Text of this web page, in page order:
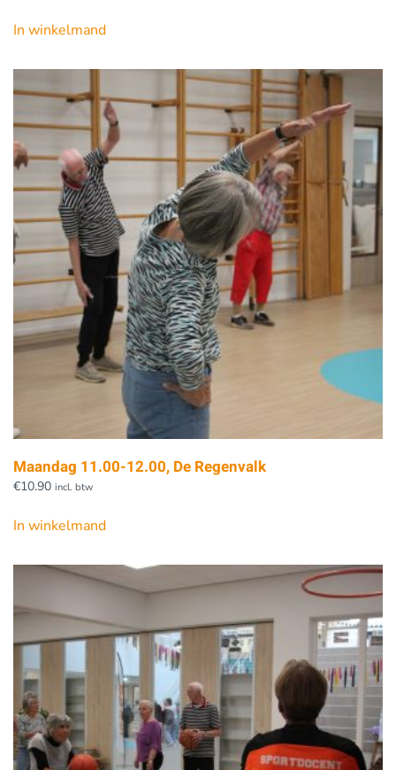
In winkelmand
Maandag 11.00-12.00, De Regenvalk
€10.90 incl. btw
In winkelmand